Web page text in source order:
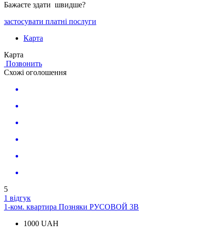
Бажаєте здати швидше?
застосувати платні послуги
Карта
Карта
Позвонить
Схожі оголошення
5
1 відгук
1-ком. квартира Позняки РУСОВОЙ 3В
1000 UAH